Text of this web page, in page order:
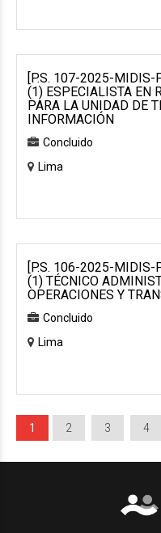
[P.S. 107-2025-MIDIS-
(1) ESPECIALISTA EN
PARA LA UNIDAD DE
INFORMACIÓN
Concluido
Lima
[P.S. 106-2025-MIDIS-
(1) TÉCNICO
OPERACIONES Y
Concluido
Lima
1 2 3 4